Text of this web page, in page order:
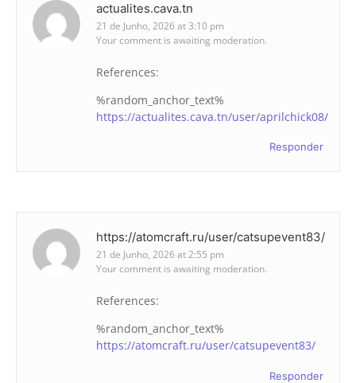
actualites.cava.tn
21 de Junho, 2026 at 3:10 pm
Your comment is awaiting moderation.
References:
%random_anchor_text%
https://actualites.cava.tn/user/aprilchick08/
Responder
https://atomcraft.ru/user/catsupevent83/
21 de Junho, 2026 at 2:55 pm
Your comment is awaiting moderation.
References:
%random_anchor_text%
https://atomcraft.ru/user/catsupevent83/
Responder